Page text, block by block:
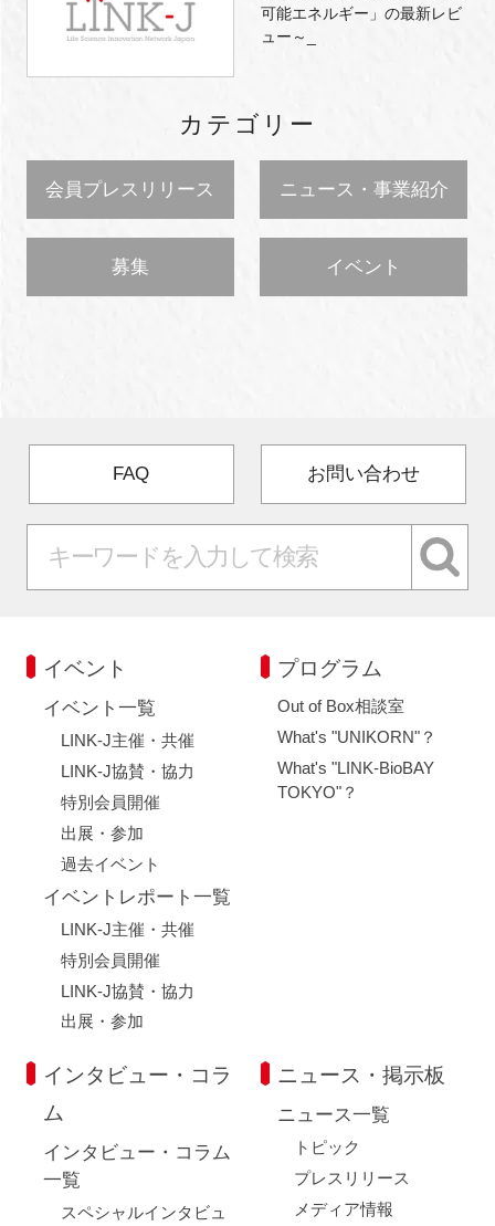
可能エネルギー」の最新レビ
ュー～_
カテゴリー
会員プレスリリース ニュース・事業紹介
募集 イベント
FAQ お問い合わせ
イベント
イベント一覧
LINK-J主催・共催
LINK-J協賛・協力
特別会員開催
出展・参加
過去イベント
イベントレポート一覧
LINK-J主催・共催
特別会員開催
LINK-J協賛・協力
出展・参加
プログラム
Out of Box相談室
What's "UNIKORN"？
What's "LINK-BioBAY
TOKYO"？
インタビュー・コラ
ム
インタビュー・コラム
一覧
スペシャルインタビュ
ニュース・掲示板
ニュース一覧
トピック
プレスリリース
メディア情報